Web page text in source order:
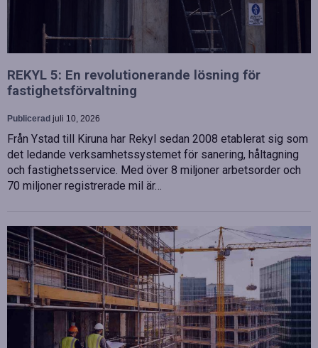
REKYL 5: En revolutionerande lösning för
fastighetsförvaltning
Publicerad juli 10, 2026
Från Ystad till Kiruna har Rekyl sedan 2008 etablerat sig som
det ledande verksamhetssystemet för sanering, håltagning
och fastighetsservice. Med över 8 miljoner arbetsorder och
70 miljoner registrerade mil är…